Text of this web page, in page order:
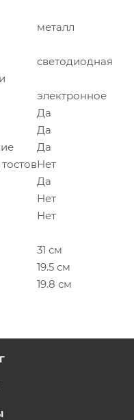
металл
светодиодная
электронное
Да
Да
Да
Нет
Да
Нет
Нет
31 см
19.5 см
19.8 см